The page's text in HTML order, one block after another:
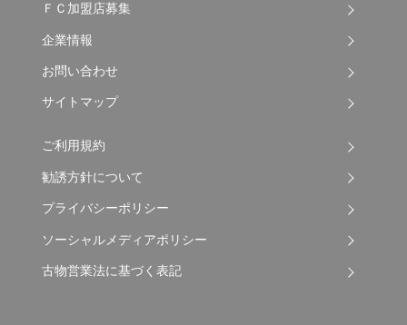
ＦＣ加盟店募集
企業情報
お問い合わせ
サイトマップ
ご利用規約
勧誘方針について
プライバシーポリシー
ソーシャルメディアポリシー
古物営業法に基づく表記